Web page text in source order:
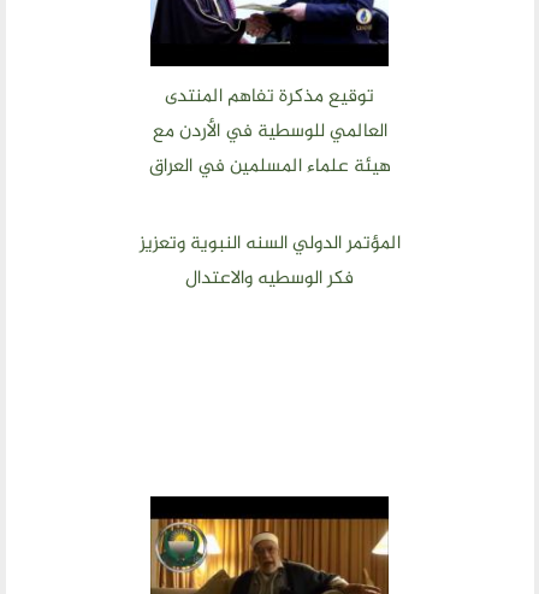
توقيع مذكرة تفاهم المنتدى
العالمي للوسطية في الأردن مع
هيئة علماء المسلمين في العراق
المؤتمر الدولي السنه النبوية وتعزيز
فكر الوسطيه والاعتدال